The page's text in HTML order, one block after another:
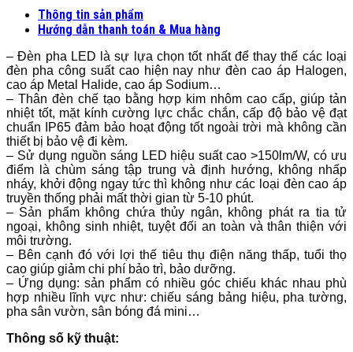
Thông tin sản phẩm
Hướng dẫn thanh toán & Mua hàng
– Đèn pha LED là sự lựa chọn tốt nhất để thay thế các loại
đèn pha công suất cao hiện nay như đèn cao áp Halogen,
cao áp Metal Halide, cao áp Sodium…
– Thân đèn chế tạo bằng hợp kim nhôm cao cấp, giúp tản
nhiệt tốt, mặt kính cường lực chắc chắn, cấp độ bảo vệ đạt
chuẩn IP65 đảm bảo hoạt động tốt ngoài trời mà không cần
thiết bị bảo vệ đi kèm.
– Sử dụng nguồn sáng LED hiệu suất cao >150lm/W, có ưu
điểm là chùm sáng tập trung và định hướng, không nhấp
nháy, khởi động ngay tức thì không như các loại đèn cao áp
truyền thống phải mất thời gian từ 5-10 phút.
– Sản phẩm không chứa thủy ngân, không phát ra tia tử
ngoại, không sinh nhiệt, tuyệt đối an toàn và thân thiện với
môi trường.
– Bên cạnh đó với lợi thế tiêu thụ điện năng thấp, tuổi thọ
cao giúp giảm chi phí bảo trì, bảo dưỡng.
– Ứng dụng: sản phẩm có nhiều góc chiếu khác nhau phù
hợp nhiều lĩnh vực như: chiếu sáng bảng hiệu, pha tường,
pha sân vườn, sân bóng đá mini…
Thông số kỹ thuật: